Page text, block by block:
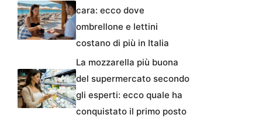
cara: ecco dove
ombrellone e lettini
costano di più in Italia
La mozzarella più buona
del supermercato secondo
gli esperti: ecco quale ha
conquistato il primo posto